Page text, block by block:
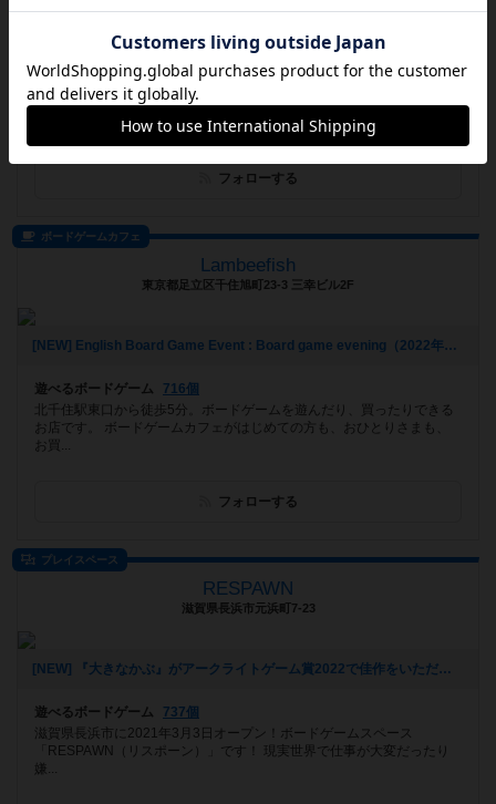
遊べるボードゲーム 1627個
秋葉原上野エリアのボードゲームカフェです。1700種類以上の世界中
のボードゲーム・カードゲームをお楽しみいただけます。 上野・御徒
フォローする
ボードゲームカフェ
Lambeefish
東京都足立区千住旭町23-3 三幸ビル2F
[NEW] English Board Game Event : Board game evening（2022年12月26日 19時41分）
遊べるボードゲーム
716個
北千住駅東口から徒歩5分。ボードゲームを遊んだり、買ったりできる
お店です。 ボードゲームカフェがはじめての方も、おひとりさまも、
お買...
フォローする
プレイスペース
RESPAWN
滋賀県長浜市元浜町7-23
[NEW] 『大きなかぶ』がアークライトゲーム賞2022で佳作をいただきました！！（2022年07月20日 13時29分）
遊べるボードゲーム
737個
滋賀県長浜市に2021年3月3日オープン！ボードゲームスペース
「RESPAWN（リスポーン）」です！ 現実世界で仕事が大変だったり
嫌...